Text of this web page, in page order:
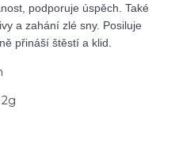
podporuje úspěch. Také
a zahání zlé sny. Posiluje
přináší štěstí a klid.